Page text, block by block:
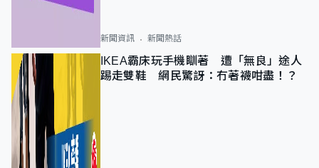
新聞資訊 新聞熱話
IKEA霸床玩手機瞓著 遭「無良」途人
踢走雙鞋 網民驚訝：冇著襪咁盡！？